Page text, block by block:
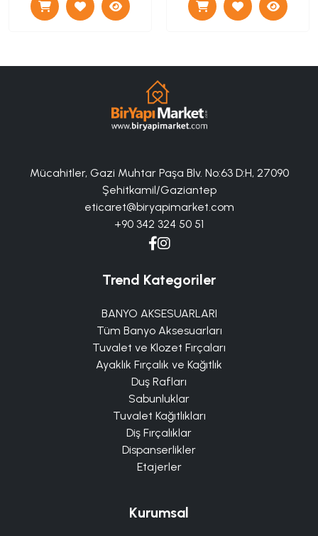
Mücahitler, Gazi Muhtar Paşa Blv. No:63 D:H, 27090
Şehitkamil/Gaziantep
eticaret@biryapimarket.com
+90 342 324 50 51
Trend Kategoriler
BANYO AKSESUARLARI
Tüm Banyo Aksesuarları
Tuvalet ve Klozet Fırçaları
Ayaklık Fırçalık ve Kağıtlık
Duş Rafları
Sabunluklar
Tuvalet Kağıtlıkları
Diş Fırçalıklar
Dispanserlikler
Etajerler
Kurumsal